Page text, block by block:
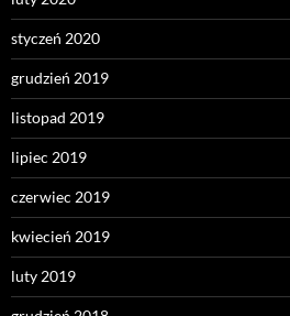
styczeń 2020
grudzień 2019
listopad 2019
lipiec 2019
czerwiec 2019
kwiecień 2019
luty 2019